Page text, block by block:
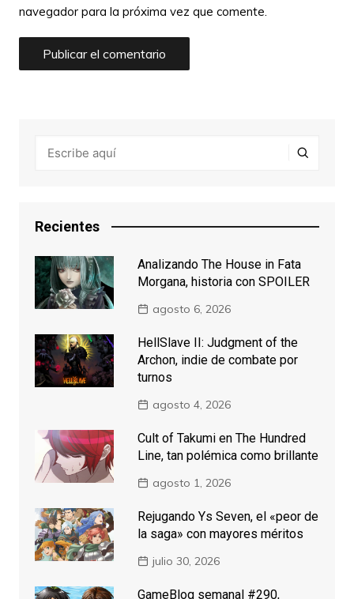
navegador para la próxima vez que comente.
Recientes
Analizando The House in Fata
Morgana, historia con SPOILER
agosto 6, 2026
HellSlave II: Judgment of the
Archon, indie de combate por
turnos
agosto 4, 2026
Cult of Takumi en The Hundred
Line, tan polémica como brillante
agosto 1, 2026
Rejugando Ys Seven, el «peor de
la saga» con mayores méritos
julio 30, 2026
GameBlog semanal #290,